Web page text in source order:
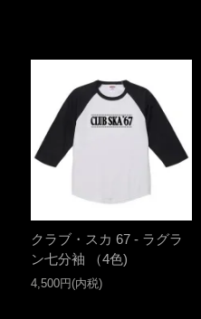
クラブ・スカ 67 - ラグラ
ン七分袖 （4色)
4,500円(内税)